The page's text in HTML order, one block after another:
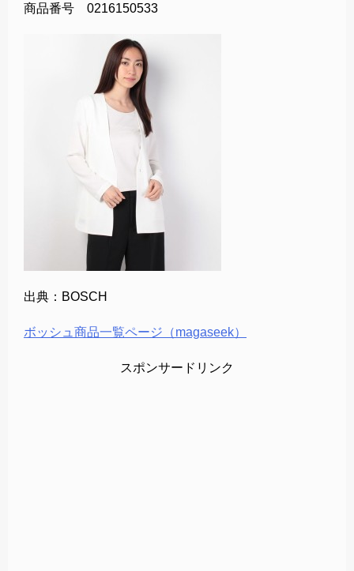
商品番号 0216150533
出典：BOSCH
ボッシュ商品一覧ページ（magaseek）
スポンサードリンク